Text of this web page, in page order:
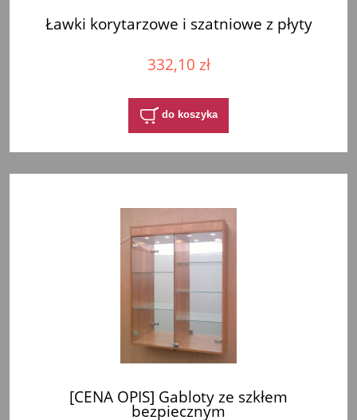
Ławki korytarzowe i szatniowe z płyty
332,10 zł
do koszyka
[CENA OPIS] Gabloty ze szkłem
bezpiecznym